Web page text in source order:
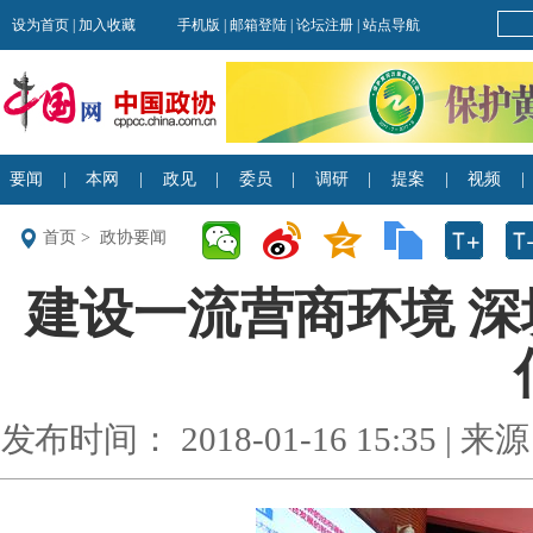
首页 > 政协要闻
建设一流营商环境
发布时间： 2018-01-16 15:35 | 来